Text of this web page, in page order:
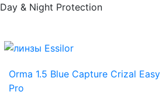
Day & Night Protection
Orma 1.5 Blue Capture Crizal Easy
Pro